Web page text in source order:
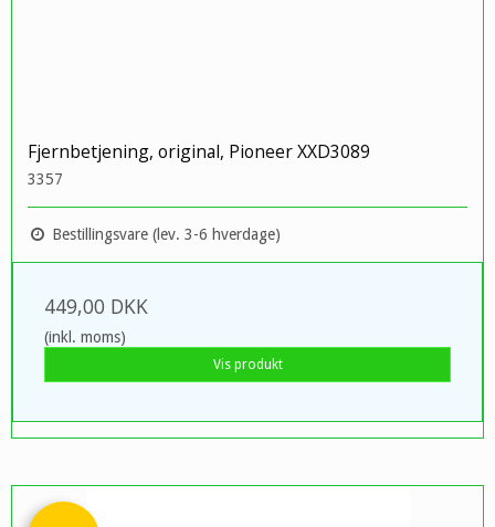
Fjernbetjening, original, Pioneer XXD3089
3357
Bestillingsvare (lev. 3-6 hverdage)
449,00 DKK
(inkl. moms)
Vis produkt